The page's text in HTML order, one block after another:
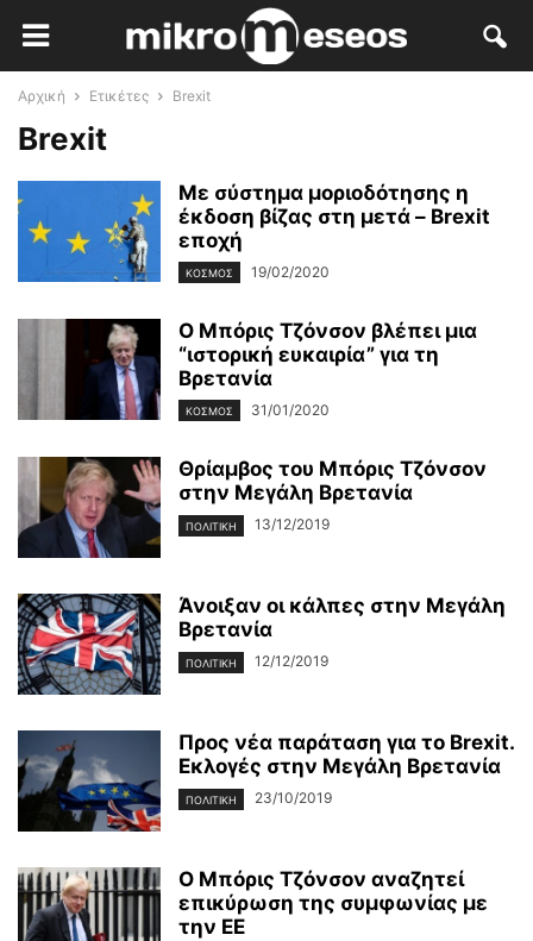
Αρχική Ετικέτες Brexit
Brexit
Με σύστημα μοριοδότησης η
έκδοση βίζας στη μετά – Brexit
εποχή
ΚΌΣΜΟΣ 19/02/2020
Ο Μπόρις Τζόνσον βλέπει μια
“ιστορική ευκαιρία” για τη
Βρετανία
ΚΌΣΜΟΣ 31/01/2020
Θρίαμβος του Μπόρις Τζόνσον
στην Μεγάλη Βρετανία
ΠΟΛΙΤΙΚΉ 13/12/2019
Άνοιξαν οι κάλπες στην Μεγάλη
Βρετανία
ΠΟΛΙΤΙΚΉ 12/12/2019
Προς νέα παράταση για το Brexit.
Εκλογές στην Μεγάλη Βρετανία
ΠΟΛΙΤΙΚΉ 23/10/2019
Ο Μπόρις Τζόνσον αναζητεί
επικύρωση της συμφωνίας με
την ΕΕ